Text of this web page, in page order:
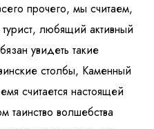
прочего, мы считаем,
любящий активный
увидеть такие
столбы, Каменный
считается настоящей
таинство волшебства